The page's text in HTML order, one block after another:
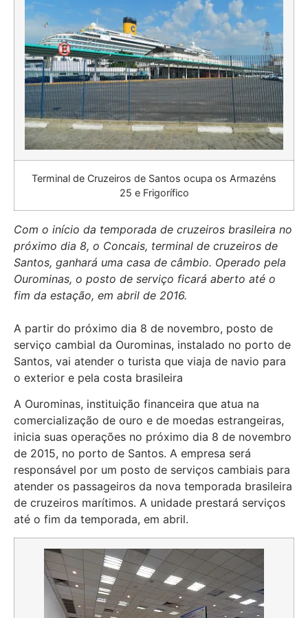
Terminal de Cruzeiros de Santos ocupa os Armazéns
25 e Frigorífico
Com o início da temporada de cruzeiros brasileira no
próximo dia 8, o Concais, terminal de cruzeiros de
Santos, ganhará uma casa de câmbio. Operado pela
Ourominas, o posto de serviço ficará aberto até o
fim da estação, em abril de 2016.
A partir do próximo dia 8 de novembro, posto de
serviço cambial da Ourominas, instalado no porto de
Santos, vai atender o turista que viaja de navio para
o exterior e pela costa brasileira
A Ourominas, instituição financeira que atua na
comercialização de ouro e de moedas estrangeiras,
inicia suas operações no próximo dia 8 de novembro
de 2015, no porto de Santos. A empresa será
responsável por um posto de serviços cambiais para
atender os passageiros da nova temporada brasileira
de cruzeiros marítimos. A unidade prestará serviços
até o fim da temporada, em abril.